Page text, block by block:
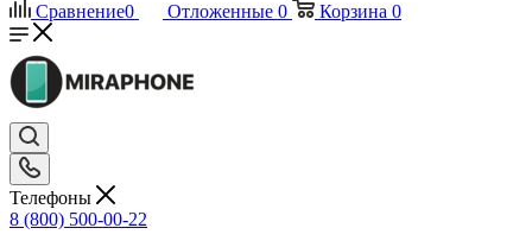
Сравнение0 Отложенные 0 Корзина 0
Телефоны
8 (800) 500-00-22